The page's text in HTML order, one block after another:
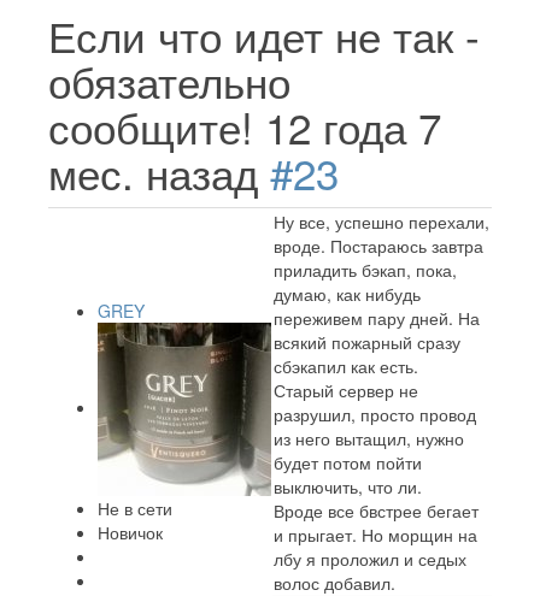
Если что идет не так -
обязательно
сообщите! 12 года 7
мес. назад #23
GREY
Не в сети
Новичок
Ну все, успешно перехали,
вроде. Постараюсь завтра
приладить бэкап, пока,
думаю, как нибудь
переживем пару дней. На
всякий пожарный сразу
сбэкапил как есть.
Старый сервер не
разрушил, просто провод
из него вытащил, нужно
будет потом пойти
выключить, что ли.
Вроде все бвстрее бегает
и прыгает. Но морщин на
лбу я проложил и седых
волос добавил.